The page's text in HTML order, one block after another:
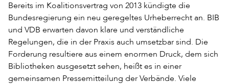
Bereits im Koalitionsvertrag von 2013 kündigte die
Bundesregierung ein neu geregeltes Urheberrecht an. BIB
und VDB erwarten davon klare und verständliche
Regelungen, die in der Praxis auch umsetzbar sind. Die
Forderung resultiere aus einem enormen Druck, dem sich
Bibliotheken ausgesetzt sehen, heißt es in einer
gemeinsamen Pressemitteilung der Verbände. Viele